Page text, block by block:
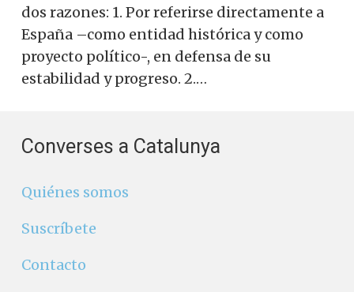
dos razones: 1. Por referirse directamente a
España –como entidad histórica y como
proyecto político-, en defensa de su
estabilidad y progreso. 2.…
Converses a Catalunya
Quiénes somos
Suscríbete
Contacto